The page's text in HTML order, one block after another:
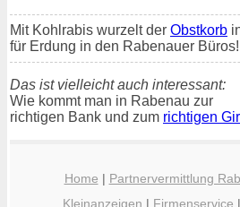
Mit Kohlrabis wurzelt der Obstkorb
für Erdung in den Rabenauer Büros!
Das ist vielleicht auch interessant:
Wie kommt man in Rabenau zur
richtigen Bank und zum richtigen
Home | Partnervermittlung
Kleinanzeigen | Firmenservice |